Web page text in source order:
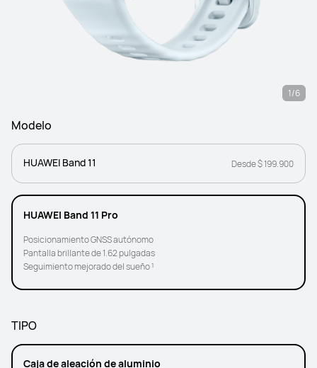
1/6
Modelo
HUAWEI Band 11 Desde $ 199.900
HUAWEI Band 11 Pro
Posicionamiento GNSS autónomo
Pantalla brillante de 1.62 pulgadas
Seguimiento mejorado del sueño ¹
TIPO
Caja de aleación de aluminio